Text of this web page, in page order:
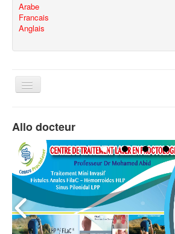
Arabe
Francais
Anglais
Basculer
Contact
Allo docteur